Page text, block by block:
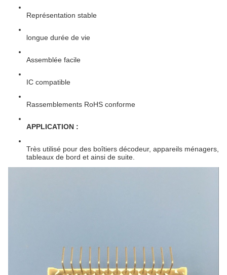
Représentation stable
longue durée de vie
Assemblée facile
IC compatible
Rassemblements RoHS conforme
APPLICATION :
Très utilisé pour des boîtiers décodeur, appareils ménagers,
tableaux de bord et ainsi de suite.